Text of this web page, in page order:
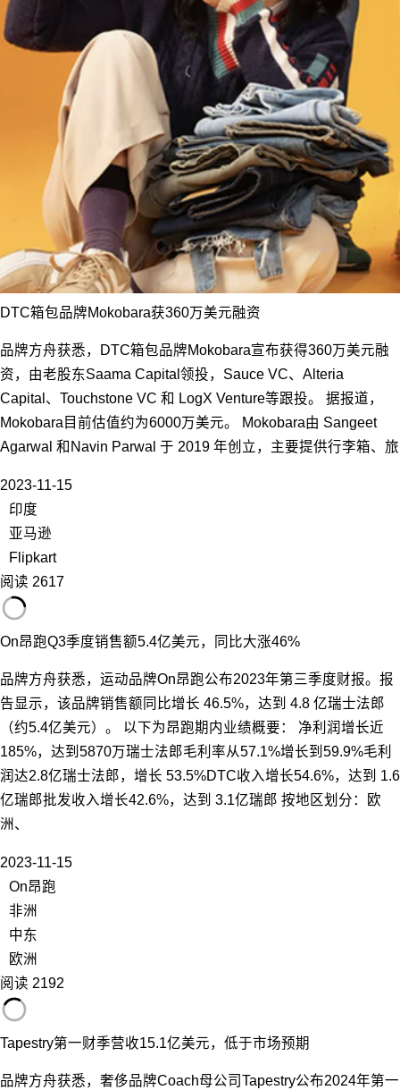
DTC箱包品牌Mokobara获360万美元融资
品牌方舟获悉，DTC箱包品牌Mokobara宣布获得360万美元融
资，由老股东Saama Capital领投，Sauce VC、Alteria
Capital、Touchstone VC 和 LogX Venture等跟投。 据报道，
Mokobara目前估值约为6000万美元。 Mokobara由 Sangeet
Agarwal 和Navin Parwal 于 2019 年创立，主要提供行李箱、旅
2023-11-15
印度
亚马逊
Flipkart
阅读 2617
On昂跑Q3季度销售额5.4亿美元，同比大涨46%
品牌方舟获悉，运动品牌On昂跑公布2023年第三季度财报。报
告显示，该品牌销售额同比增长 46.5%，达到 4.8 亿瑞士法郎
（约5.4亿美元）。 以下为昂跑期内业绩概要： 净利润增长近
185%，达到5870万瑞士法郎毛利率从57.1%增长到59.9%毛利
润达2.8亿瑞士法郎，增长 53.5%DTC收入增长54.6%，达到 1.6
亿瑞郎批发收入增长42.6%，达到 3.1亿瑞郎 按地区划分：欧
洲、
2023-11-15
On昂跑
非洲
中东
欧洲
阅读 2192
Tapestry第一财季营收15.1亿美元，低于市场预期
品牌方舟获悉，奢侈品牌Coach母公司Tapestry公布2024年第一